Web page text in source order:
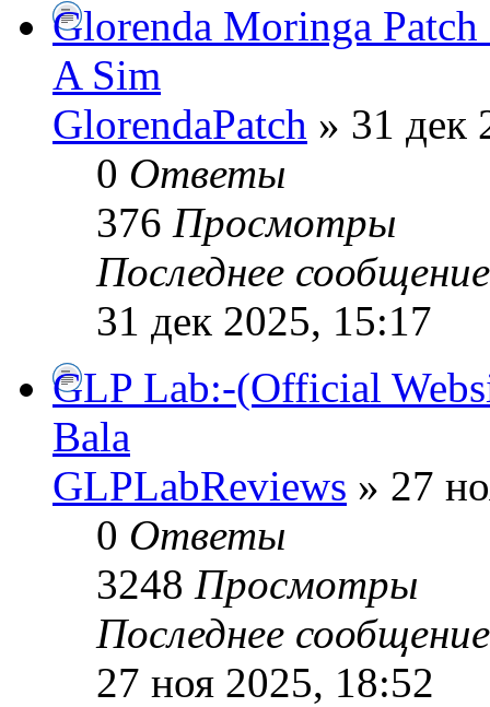
Glorenda Moringa
A Sim
GlorendaPatch » 31 дек
0 Ответы
376 Просмотры
Последнее
31 дек 2025, 15:17
GLP Lab:-(Official
Bala
GLPLabReviews » 27
0 Ответы
3248 Просмотры
Последнее
27 ноя 2025, 18:52